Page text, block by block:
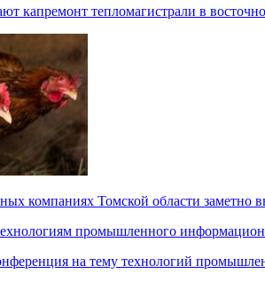
капремонт тепломагистрали в
компаниях Томской области заметно
на тему технологий